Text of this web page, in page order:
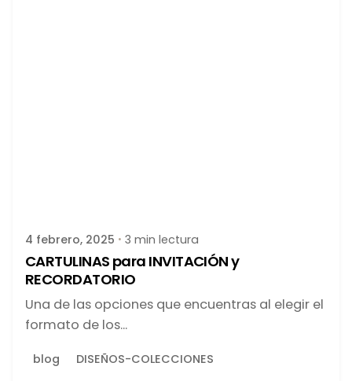
4 febrero, 2025 3 min lectura
CARTULINAS para INVITACIÓN y
RECORDATORIO
Una de las opciones que encuentras al elegir el
formato de los...
blog DISEÑOS-COLECCIONES